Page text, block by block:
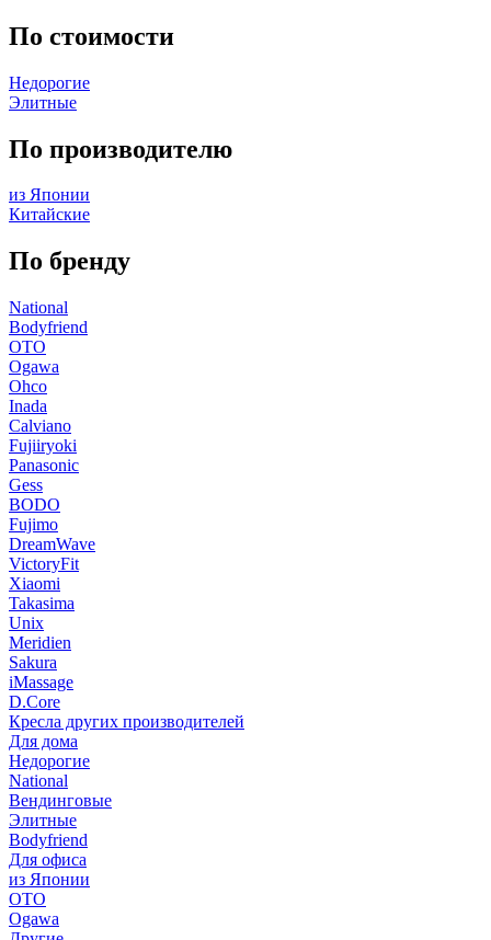
По стоимости
Недорогие
Элитные
По производителю
из Японии
Китайские
По бренду
National
Bodyfriend
OTO
Ogawa
Ohco
Inada
Calviano
Fujiiryoki
Panasonic
Gess
BODO
Fujimo
DreamWave
VictoryFit
Xiaomi
Takasima
Unix
Meridien
Sakura
iMassage
D.Core
Кресла других производителей
Для дома
Недорогие
National
Вендинговые
Элитные
Bodyfriend
Для офиса
из Японии
OTO
Ogawa